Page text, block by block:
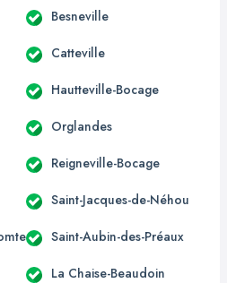
Besneville
Catteville
Hautteville-Bocage
Orglandes
Reigneville-Bocage
Saint-Jacques-de-Néhou
Saint-Aubin-des-Préaux
La Chaise-Beaudoin